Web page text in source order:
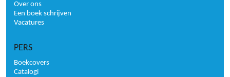
Over ons
Een boek schrijven
Vacatures
PERS
Boekcovers
Catalogi